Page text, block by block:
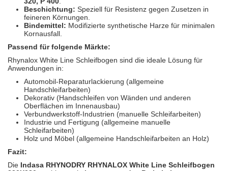
Beschichtung: Speziell für Resistenz gegen Zusetzen in
feineren Körnungen.
Bindemittel: Modifizierte synthetische Harze für minimalen
Kornausfall.
Passend für folgende Märkte:
Rhynalox White Line Schleifbogen sind die ideale Lösung für
Anwendungen in:
Automobil-Reparaturlackierung (allgemeine
Handschleifarbeiten)
Dekorativ (Handschleifen von Wänden und anderen
Oberflächen im Innenausbau)
Verbundwerkstoff-Industrien (manuelle Schleifarbeiten)
Industrie und Fertigung (allgemeine manuelle
Schleifarbeiten)
Holz und Möbel (allgemeine Handschleifarbeiten an Holz)
Fazit:
Die Indasa RHYNODRY RHYNALOX White Line Schleifbogen